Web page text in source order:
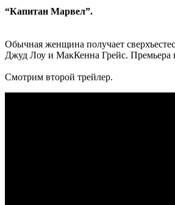
“Капитан Марвел”.
Обычная женщина получает
Джуд Лоу и МакКенна Грейс. Премьера
Смотрим второй трейлер.